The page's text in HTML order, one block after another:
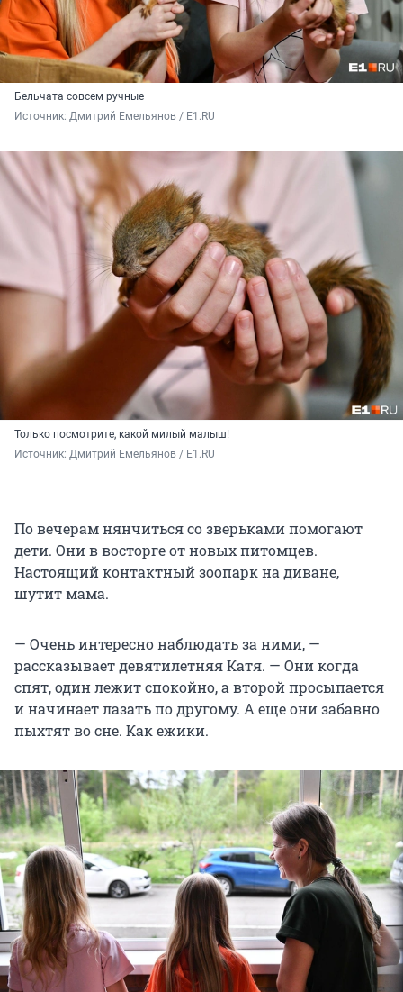
Бельчата совсем ручные
Источник: Дмитрий Емельянов / E1.RU
Только посмотрите, какой милый малыш!
Источник: Дмитрий Емельянов / E1.RU
По вечерам нянчиться со зверьками помогают
дети. Они в восторге от новых питомцев.
Настоящий контактный зоопарк на диване,
шутит мама.
— Очень интересно наблюдать за ними, —
рассказывает девятилетняя Катя. — Они когда
спят, один лежит спокойно, а второй просыпается
и начинает лазать по другому. А еще они забавно
пыхтят во сне. Как ежики.